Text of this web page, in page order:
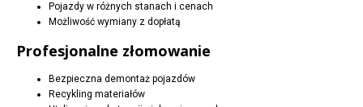
Pojazdy w różnych stanach i cenach
Możliwość wymiany z dopłatą
Profesjonalne złomowanie
Bezpieczna demontaż pojazdów
Recykling materiałów